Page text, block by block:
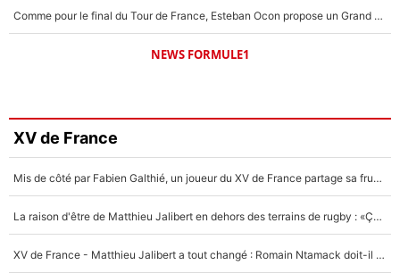
Comme pour le final du Tour de France, Esteban Ocon propose un Grand Prix de Formule 1 à Paris : «Autour de l’Arc de Triomphe, ce serait génial» !
NEWS FORMULE1
XV de France
Mis de côté par Fabien Galthié, un joueur du XV de France partage sa frustration : «ils ne me l’ont pas dit tout de suite»
La raison d'être de Matthieu Jalibert en dehors des terrains de rugby : «Ça m'atteint autant que si tu touches à un membre de ma famille»
XV de France - Matthieu Jalibert a tout changé : Romain Ntamack doit-il s’inquiéter pour sa place à un an de la Coupe du monde ?